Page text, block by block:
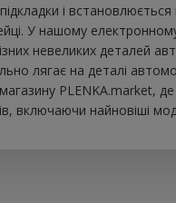
і
У нашому
невеликих деталей
лягає на деталі
PLENKA.market,
включаючи найновіші